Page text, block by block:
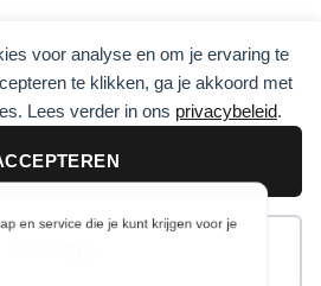
voor analyse en om je ervaring te
te klikken, ga je akkoord met
Lees verder in ons privacybeleid.